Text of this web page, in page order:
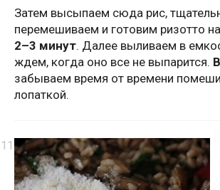
Затем высыпаем сюда рис,
перемешиваем и готовим ризотто
2–3 минут. Далее выливаем в
ждем, когда оно все не выпарится.
забываем время от времени
лопаткой.